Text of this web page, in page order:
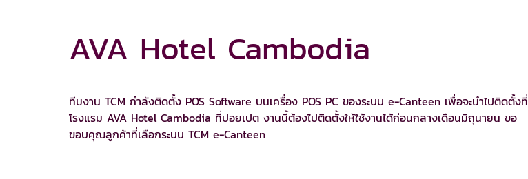
AVA Hotel Cambodia
ทีมงาน TCM กำลังติดตั้ง POS Software บนเครื่อง POS PC ของระบบ e-Canteen เพื่อจะนำไปติดตั้งที่
โรงแรม AVA Hotel Cambodia ที่ปอยเปต งานนี้ต้องไปติดตั้งให้ใช้งานได้ก่อนกลางเดือนมิถุนายน ขอ
ขอบคุณลูกค้าที่เลือกระบบ TCM e-Canteen